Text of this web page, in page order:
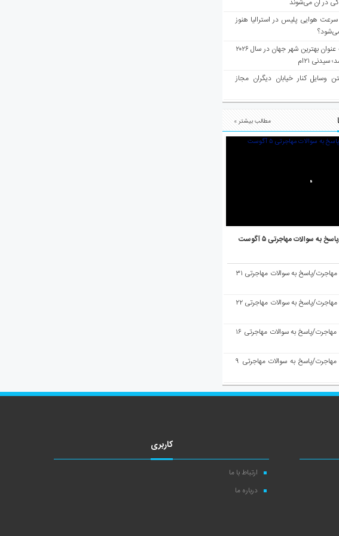
سرعت هوایی پلیس در استرالیا هنوز
ملبورن به عنوان بهترین شهر جهان در سال ۲۰۲۶
۲۱‌ام
وسایل کنار خیابان دیگران مجاز
مطالب بیشتر »
به سوالات مهاجرتی ۵ آگوست
هفته‌نامه مهاجرت/پاسخ به سوالات مهاجرتی ۳۱
هفته‌نامه مهاجرت/پاسخ به سوالات مهاجرتی ۲۲
هفته‌نامه مهاجرت/پاسخ به سوالات مهاجرتی ۱۶
هفته‌نامه مهاجرت/پاسخ به سوالات مهاجرتی ۹
کاربری
ارتباط با ما
درباره ما